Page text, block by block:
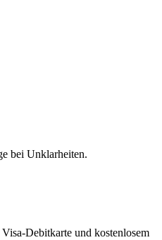
bei Unklarheiten.
Debitkarte und kostenlosem